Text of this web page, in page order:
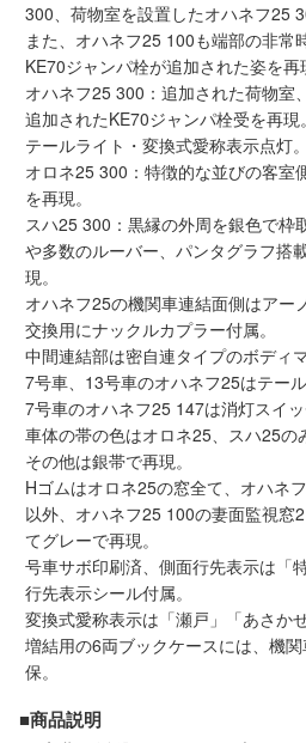
ログイン/マイページ
お気に入りリスト
新規会員登録
会員ランクについて
会社概要
レビューについて
© 2026 Mid
300、荷物室を設置したオハネフ25
また、オハネフ25 100も端部の非常
KE70ジャンパ栓が追加された姿を再
オハネフ25 300：追加された荷物室
追加されたKE70ジャンパ栓受を再現。
テールライト・変換式愛称表示点灯。
オロネ25 300：特徴的な並びの客室
を再現。
スハ25 300：黒縁の外周を銀色で枠
や多数のルーバー、パンタグラフ搭
現。
オハネフ25の機関車連結面側はアー
交換用にナックルカプラー付属。
中間連結部は密自連タイプのボディ
7号車、13号車のオハネフ25はテール
7号車のオハネフ25 147は消灯スイッ
車体の帯の色はオロネ25、スハ25の
その他は銀帯で再現。
Hゴムはオロネ25の窓全て、オハネ
以外、オハネフ25 100の妻面監視窓
てグレーで再現。
号車サボ印刷済、側面行先表示は「
行先表示シール付属。
変換式愛称表示は「瀬戸」「あさか
増結用の6両ブックケースには、機
保。
■商品説明